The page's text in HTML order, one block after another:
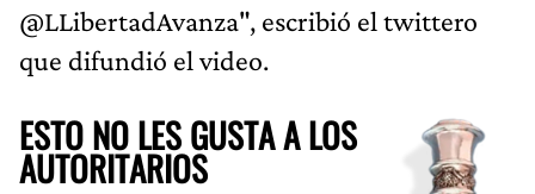
@LLibertadAvanza", escribió el twittero
que difundió el video.
ESTO NO LES GUSTA A LOS
AUTORITARIOS